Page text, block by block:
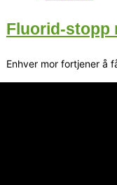
Fluorid-stopp
Enhver mor fortjener å